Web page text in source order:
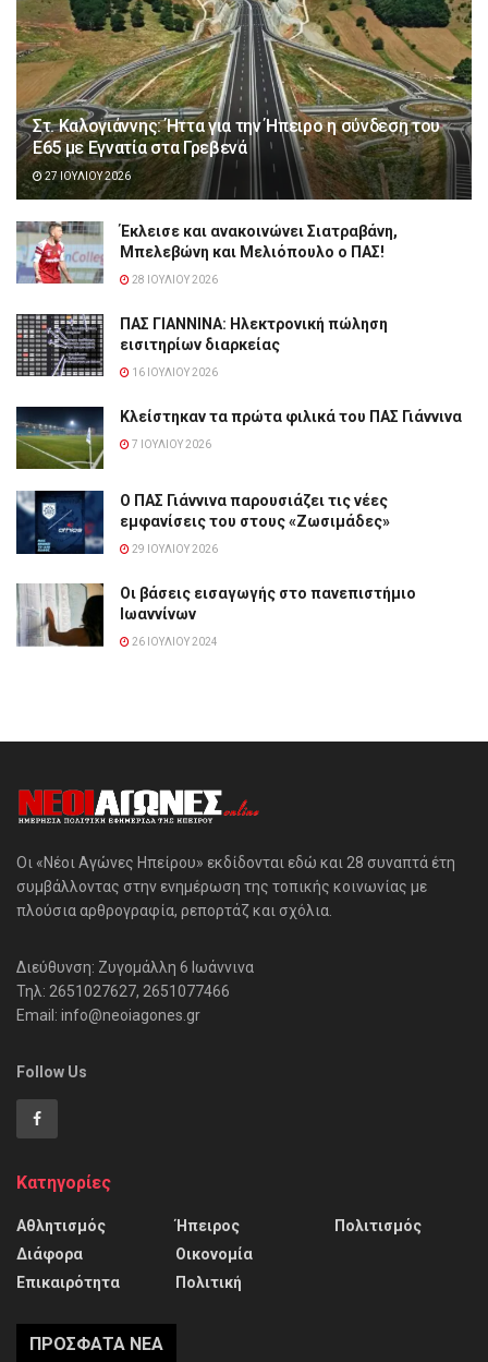
Στ. Καλογιάννης: Ήττα για την Ήπειρο η σύνδεση του
Ε65 με Εγνατία στα Γρεβενά
27 ΙΟΥΛΊΟΥ 2026
Έκλεισε και ανακοινώνει Σιατραβάνη,
Μπελεβώνη και Μελιόπουλο ο ΠΑΣ!
28 ΙΟΥΛΊΟΥ 2026
ΠΑΣ ΓΙΑΝΝΙΝΑ: Hλεκτρονική πώληση
εισιτηρίων διαρκείας
16 ΙΟΥΛΊΟΥ 2026
Κλείστηκαν τα πρώτα φιλικά του ΠΑΣ Γιάννινα
7 ΙΟΥΛΊΟΥ 2026
Ο ΠΑΣ Γιάννινα παρουσιάζει τις νέες
εμφανίσεις του στους «Ζωσιμάδες»
29 ΙΟΥΛΊΟΥ 2026
Οι βάσεις εισαγωγής στο πανεπιστήμιο
Ιωαννίνων
26 ΙΟΥΛΊΟΥ 2024
Οι «Νέοι Αγώνες Ηπείρου» εκδίδονται εδώ και 28 συναπτά έτη
συμβάλλοντας στην ενημέρωση της τοπικής κοινωνίας με
πλούσια αρθρογραφία, ρεπορτάζ και σχόλια.
Διεύθυνση: Ζυγομάλλη 6 Ιωάννινα
Τηλ: 2651027627, 2651077466
Email: info@neoiagones.gr
Follow Us
Κατηγορίες
Αθλητισμός
Διάφορα
Επικαιρότητα
Ήπειρος
Οικονομία
Πολιτική
Πολιτισμός
ΠΡΌΣΦΑΤΑ ΝΈΑ